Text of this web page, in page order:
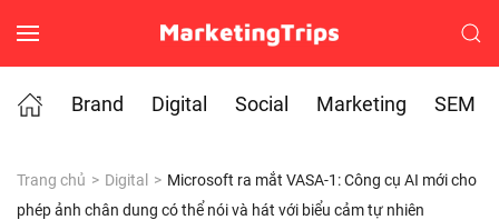
Skip to main content
Brand
Digital Social Marketing SEM
Trang chủ Digital
Microsoft ra mắt VASA-1: Công cụ AI mới cho
phép ảnh chân dung có thể nói và hát với biểu cảm tự nhiên